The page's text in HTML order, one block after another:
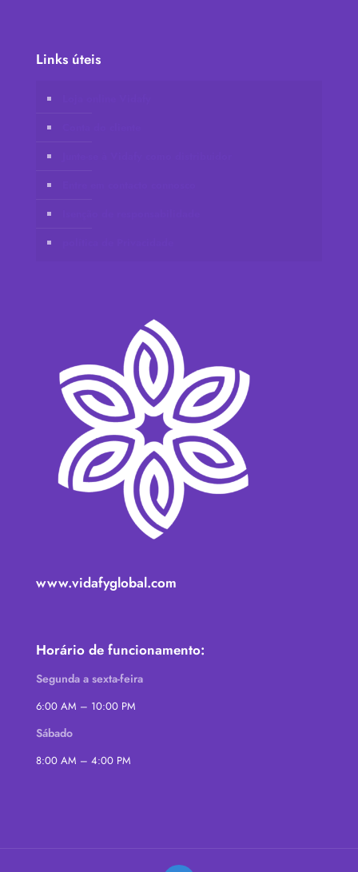
Links úteis
www.vidafyglobal.com
Horário de funcionamento:
Segunda a sexta-feira
6:00 AM – 10:00 PM
Sábado
8:00 AM – 4:00 PM